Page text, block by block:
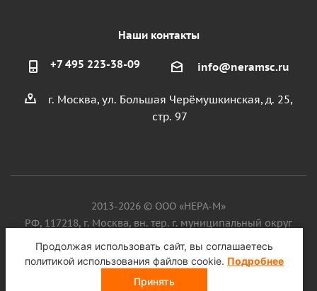
Наши контакты
+7 495 223-38-09 info@neramsc.ru
г. Москва, ул. Большая Черёмушкинская, д. 25,
стр. 97
2013-2026 © ООО «НЕРА-М»
РФ, 117218, г. Москва, вн. тер. г. муниципальный округ
Котловка, ул. Большая Черёмушкинская, д. 25, стр. 97, ИНН
9718086924, ОГРН 1187746099750
Продолжая использовать сайт, вы соглашаетесь
политикой использования файлов cookie. Подробнее
Принять